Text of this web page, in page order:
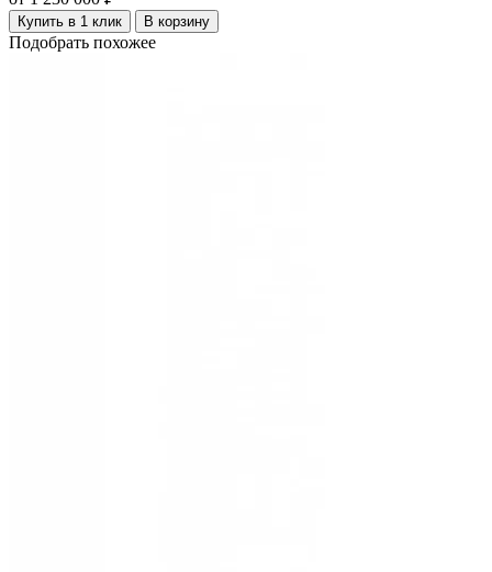
Купить в 1 клик В корзину
Подобрать похожее